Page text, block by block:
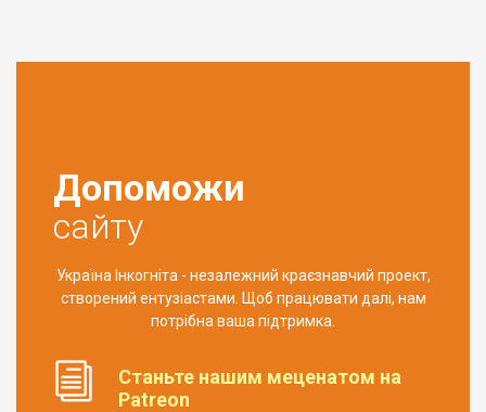
Допоможи
сайту
Україна Інкогніта - незалежний краєзнавчий проект,
створений ентузіастами. Щоб працювати далі, нам
потрібна ваша підтримка.
Станьте нашим меценатом на
Patreon